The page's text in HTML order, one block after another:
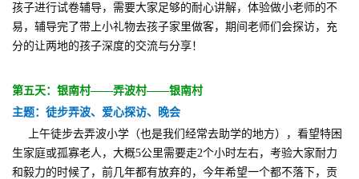
孩子进行试卷辅导，需要大家足够的耐心讲解，体验做小老师的不
易，辅导完了带上小礼物去孩子家里做客，期间老师们会探访，充
分的让两地的孩子深度的交流与分享！
第五天：银南村——弄波村——银南村
主题：徒步弄波、爱心探访、晚会
上午徒步去弄波小学（也是我们经常去助学的地方），看望特困
生家庭或孤寡老人，大概5公里需要走2个小时左右，考验大家耐力
和毅力的时候了，前几年都有放弃的，今年希望一个都不落下，贡